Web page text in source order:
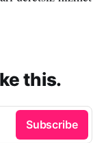
this.
Subscribe